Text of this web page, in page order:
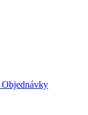
Objednávky